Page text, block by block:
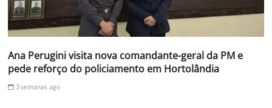
Ana Perugini visita nova comandante-geral da PM e
pede reforço do policiamento em Hortolândia
3 semanas ago